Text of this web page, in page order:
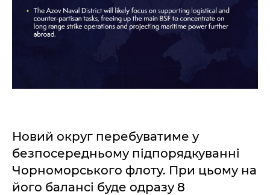
Новий округ перебуватиме у
безпосередньому підпорядкуванні
Чорноморського флоту. При цьому на
його балансі буде одразу 8